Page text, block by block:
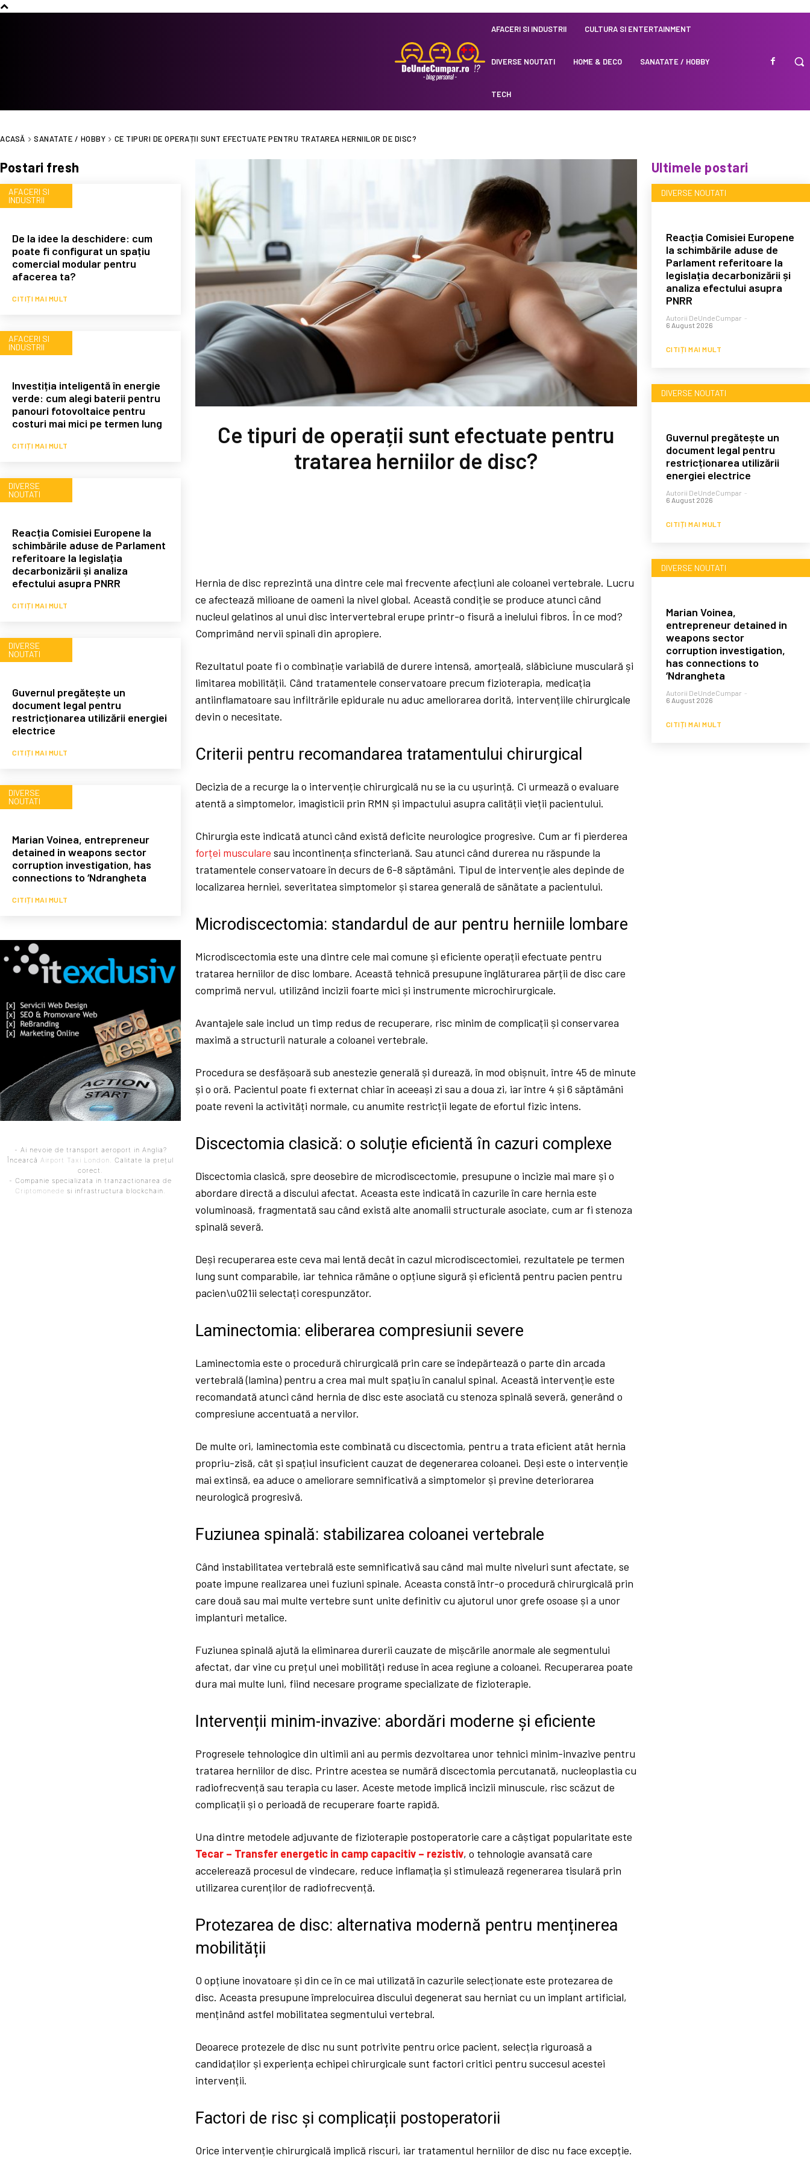
AFACERI SI INDUSTRII CULTURA SI ENTERTAINMENT
DIVERSE NOUTATI HOME & DECO SANATATE / HOBBY
TECH
ACASĂ SANATATE / HOBBY CE TIPURI DE OPERAȚII SUNT EFECTUATE PENTRU TRATAREA HERNIILOR DE DISC?
Postari fresh
AFACERI SI
INDUSTRII
De la idee la deschidere: cum
poate fi configurat un spațiu
comercial modular pentru
afacerea ta?
CITIȚI MAI MULT
AFACERI SI
INDUSTRII
Investiția inteligentă în energie
verde: cum alegi baterii pentru
panouri fotovoltaice pentru
costuri mai mici pe termen lung
CITIȚI MAI MULT
DIVERSE
NOUTATI
Reacția Comisiei Europene la
schimbările aduse de Parlament
referitoare la legislația
decarbonizării și analiza
efectului asupra PNRR
CITIȚI MAI MULT
DIVERSE
NOUTATI
Guvernul pregătește un
document legal pentru
restricționarea utilizării energiei
electrice
CITIȚI MAI MULT
DIVERSE
NOUTATI
Marian Voinea, entrepreneur
detained in weapons sector
corruption investigation, has
connections to ‘Ndrangheta
CITIȚI MAI MULT
- Ai nevoie de transport aeroport in Anglia?
ÎncearcăAirport Taxi London . Calitate la prețul
corect.
- Companie specializata in tranzactionarea de
Criptomonede si infrastructura blockchain.
Ce tipuri de operații sunt efectuate pentru
tratarea herniilor de disc?
Hernia de disc reprezintă una dintre cele mai frecvente afecțiuni ale coloanei vertebrale. Lucru
ce afectează milioane de oameni la nivel global. Această condiție se produce atunci când
nucleul gelatinos al unui disc intervertebral erupe printr-o fisură a inelului fibros. În ce mod?
Comprimând nervii spinali din apropiere.
Rezultatul poate fi o combinație variabilă de durere intensă, amorțeală, slăbiciune musculară și
limitarea mobilității. Când tratamentele conservatoare precum fizioterapia, medicația
antiinflamatoare sau infiltrările epidurale nu aduc ameliorarea dorită, intervențiile chirurgicale
devin o necesitate.
Criterii pentru recomandarea tratamentului chirurgical
Decizia de a recurge la o intervenție chirurgicală nu se ia cu ușurință. Ci urmează o evaluare
atentă a simptomelor, imagisticii prin RMN și impactului asupra calității vieții pacientului.
Chirurgia este indicată atunci când există deficite neurologice progresive. Cum ar fi pierderea
forței musculare sau incontinența sfincteriană. Sau atunci când durerea nu răspunde la
tratamentele conservatoare în decurs de 6-8 săptămâni. Tipul de intervenție ales depinde de
localizarea herniei, severitatea simptomelor și starea generală de sănătate a pacientului.
Microdiscectomia: standardul de aur pentru herniile lombare
Microdiscectomia este una dintre cele mai comune și eficiente operații efectuate pentru
tratarea herniilor de disc lombare. Această tehnică presupune înglăturarea părții de disc care
comprimă nervul, utilizând incizii foarte mici și instrumente microchirurgicale.
Avantajele sale includ un timp redus de recuperare, risc minim de complicații și conservarea
maximă a structurii naturale a coloanei vertebrale.
Procedura se desfășoară sub anestezie generală și durează, în mod obișnuit, între 45 de minute
și o oră. Pacientul poate fi externat chiar în aceeași zi sau a doua zi, iar între 4 și 6 săptămâni
poate reveni la activități normale, cu anumite restricții legate de efortul fizic intens.
Discectomia clasică: o soluție eficientă în cazuri complexe
Discectomia clasică, spre deosebire de microdiscectomie, presupune o incizie mai mare și o
abordare directă a discului afectat. Aceasta este indicată în cazurile în care hernia este
voluminoasă, fragmentată sau când există alte anomalii structurale asociate, cum ar fi stenoza
spinală severă.
Deși recuperarea este ceva mai lentă decât în cazul microdiscectomiei, rezultatele pe termen
lung sunt comparabile, iar tehnica rămâne o opțiune sigură și eficientă pentru pacien pentru
pacien\u021ii selectați corespunzător.
Laminectomia: eliberarea compresiunii severe
Laminectomia este o procedură chirurgicală prin care se îndepărtează o parte din arcada
vertebrală (lamina) pentru a crea mai mult spațiu în canalul spinal. Această intervenție este
recomandată atunci când hernia de disc este asociată cu stenoza spinală severă, generând o
compresiune accentuată a nervilor.
De multe ori, laminectomia este combinată cu discectomia, pentru a trata eficient atât hernia
propriu-zisă, cât și spațiul insuficient cauzat de degenerarea coloanei. Deși este o intervenție
mai extinsă, ea aduce o ameliorare semnificativă a simptomelor și previne deteriorarea
neurologică progresivă.
Fuziunea spinală: stabilizarea coloanei vertebrale
Când instabilitatea vertebrală este semnificativă sau când mai multe niveluri sunt afectate, se
poate impune realizarea unei fuziuni spinale. Aceasta constă într-o procedură chirurgicală prin
care două sau mai multe vertebre sunt unite definitiv cu ajutorul unor grefe osoase și a unor
implanturi metalice.
Fuziunea spinală ajută la eliminarea durerii cauzate de mișcările anormale ale segmentului
afectat, dar vine cu prețul unei mobilități reduse în acea regiune a coloanei. Recuperarea poate
dura mai multe luni, fiind necesare programe specializate de fizioterapie.
Intervenții minim-invazive: abordări moderne și eficiente
Progresele tehnologice din ultimii ani au permis dezvoltarea unor tehnici minim-invazive pentru
tratarea herniilor de disc. Printre acestea se numără discectomia percutanată, nucleoplastia cu
radiofrecvență sau terapia cu laser. Aceste metode implică incizii minuscule, risc scăzut de
complicații și o perioadă de recuperare foarte rapidă.
Una dintre metodele adjuvante de fizioterapie postoperatorie care a câștigat popularitate este
Tecar – Transfer energetic in camp capacitiv – rezistiv, o tehnologie avansată care
accelerează procesul de vindecare, reduce inflamația și stimulează regenerarea tisulară prin
utilizarea curenților de radiofrecvență.
Protezarea de disc: alternativa modernă pentru menținerea
mobilității
O opțiune inovatoare și din ce în ce mai utilizată în cazurile selecționate este protezarea de
disc. Aceasta presupune împrelocuirea discului degenerat sau herniat cu un implant artificial,
menținând astfel mobilitatea segmentului vertebral.
Deoarece protezele de disc nu sunt potrivite pentru orice pacient, selecția riguroasă a
candidaților și experiența echipei chirurgicale sunt factori critici pentru succesul acestei
intervenții.
Factori de risc și complicații postoperatorii
Orice intervenție chirurgicală implică riscuri, iar tratamentul herniilor de disc nu face excepție.
Ultimele postari
DIVERSE NOUTATI
Reacția Comisiei Europene
la schimbările aduse de
Parlament referitoare la
legislația decarbonizării și
analiza efectului asupra
PNRR
Autorii DeUndeCumpar -
6 August 2026
CITIȚI MAI MULT
DIVERSE NOUTATI
Guvernul pregătește un
document legal pentru
restricționarea utilizării
energiei electrice
Autorii DeUndeCumpar -
6 August 2026
CITIȚI MAI MULT
DIVERSE NOUTATI
Marian Voinea,
entrepreneur detained in
weapons sector
corruption investigation,
has connections to
‘Ndrangheta
Autorii DeUndeCumpar -
6 August 2026
CITIȚI MAI MULT